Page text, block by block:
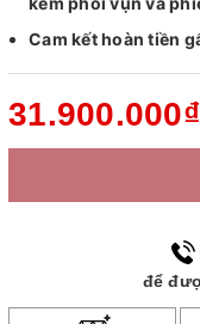
Cam kết hoàn tiền
31.900.000₫
để